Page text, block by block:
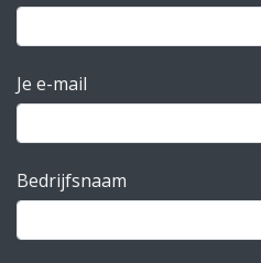
Je e-mail
Bedrijfsnaam